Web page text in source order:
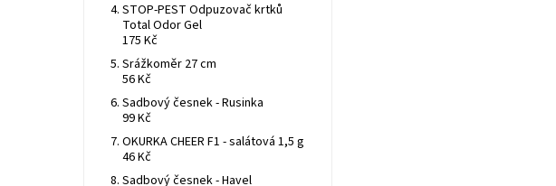
STOP-PEST Odpuzovač krtků
Total Odor Gel
175 Kč
Srážkoměr 27 cm
56 Kč
Sadbový česnek - Rusinka
99 Kč
OKURKA CHEER F1 - salátová 1,5 g
46 Kč
Sadbový česnek - Havel